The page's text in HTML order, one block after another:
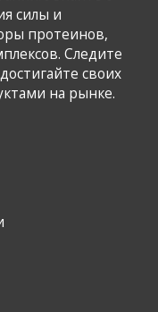
силы и
протеинов,
Следите
своих
на рынке.